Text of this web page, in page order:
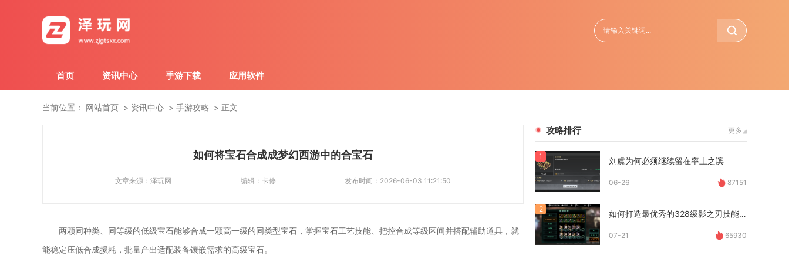
首页 资讯中心 手游下载 应用软件
当前位置： 网站首页 资讯中心 手游攻略 正文
如何将宝石合成成梦幻西游中的合宝石
文章来源： 泽玩网 编辑： 卡修 发布时间： 2026-06-03 11:21:50
两颗同种类、同等级的低级宝石能够合成一颗高一级的同类型宝石，掌握宝石工艺技能、把控合成等级区间并搭配辅助道具，就
能稳定压低合成损耗，批量产出适配装备镶嵌需求的高级宝石。
攻略排行 更多
1 刘虞为何必须继续留在率土之滨
06-26 87151
2 如何打造最优秀的328级影之刃技能搭配
07-21 65930